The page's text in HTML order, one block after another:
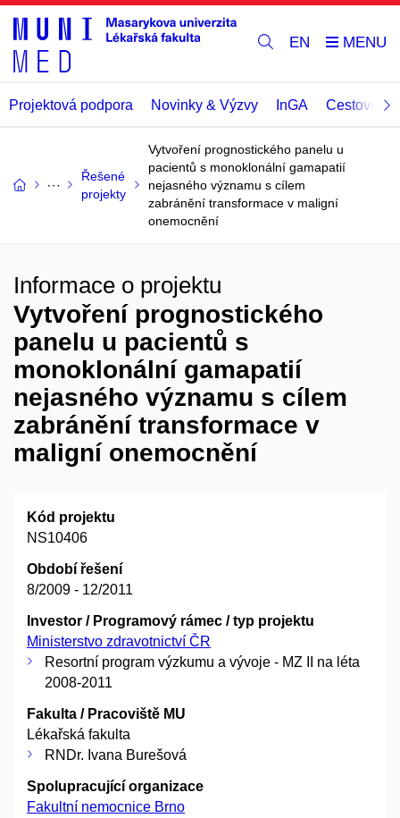
EN
Projektová podpora Novinky & Výzvy InGA Cestovní
Řešené
projekty
Vytvoření prognostického panelu u
pacientů s monoklonální gamapatií
nejasného významu s cílem
zabránění transformace v maligní
onemocnění
Informace o projektu
Vytvoření prognostického
panelu u pacientů s
monoklonální gamapatií
nejasného významu s cílem
zabránění transformace v
maligní onemocnění
Kód projektu
NS10406
Období řešení
8/2009 - 12/2011
Investor / Programový rámec / typ projektu
Ministerstvo zdravotnictví ČR
Resortní program výzkumu a vývoje - MZ II na léta
2008-2011
Fakulta / Pracoviště MU
Lékařská fakulta
RNDr. Ivana Burešová
Spolupracující organizace
Fakultní nemocnice Brno